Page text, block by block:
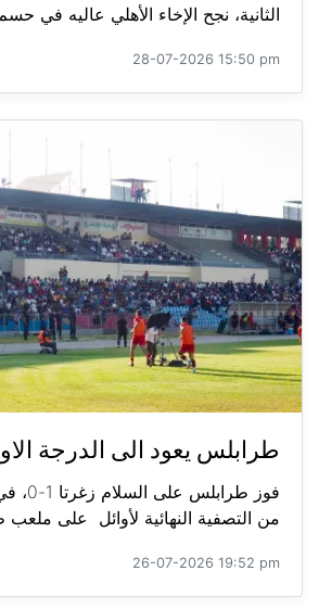
الثانية، نجح الإخاء الأهلي عاليه في
28-07-2026 15:50 pm
طرابلس يعود الى الدرجة
فوز
من التصفية النهائية لأوائل على ملعب
26-07-2026 19:52 pm